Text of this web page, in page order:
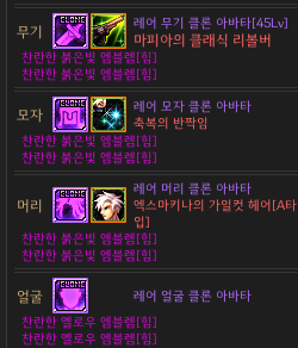
무기 레어 무기 클론 아바타[45Lv]
마피아의 클래식 리볼버
찬란한 붉은빛 엠블렘[힘]
찬란한 붉은빛 엠블렘[힘]
모자
레어 모자 클론 아바타
축복의 반짝임
찬란한 붉은빛 엠블렘[힘]
찬란한 붉은빛 엠블렘[힘]
머리
레어 머리 클론 아바타
엑스마키나의 가일컷 헤어[A타
입]
찬란한 붉은빛 엠블렘[힘]
찬란한 붉은빛 엠블렘[힘]
얼굴 레어 얼굴 클론 아바타
찬란한 옐로우 엠블렘[힘]
찬란한 옐로우 엠블렘[힘]